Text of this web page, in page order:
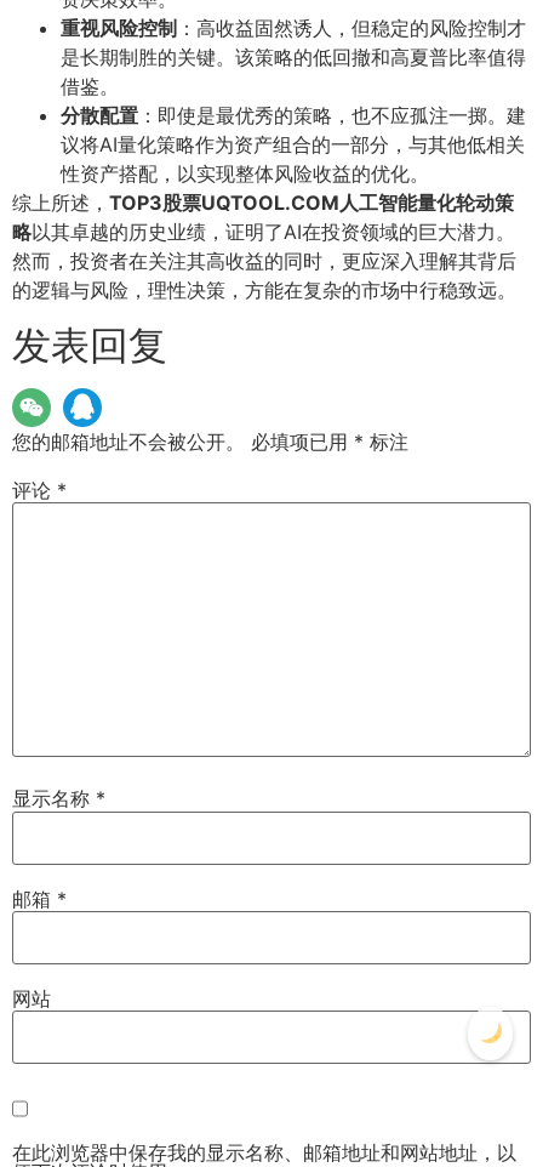
重视风险控制 ：高收益固然诱人，但稳定的风险控制才
是长期制胜的关键。该策略的低回撤和高夏普比率值得
借鉴。
分散配置 ：即使是最优秀的策略，也不应孤注一掷。建
议将AI量化策略作为资产组合的一部分，与其他低相关
性资产搭配，以实现整体风险收益的优化。
综上所述， TOP3股票UQTOOL.COM人工智能量化轮动策
略以其卓越的历史业绩，证明了AI在投资领域的巨大潜力。
然而，投资者在关注其高收益的同时，更应深入理解其背后
的逻辑与风险，理性决策，方能在复杂的市场中行稳致远。
发表回复
您的邮箱地址不会被公开。 必填项已用 * 标注
评论 *
显示名称 *
邮箱 *
网站
在此浏览器中保存我的显示名称、邮箱地址和网站地址，以